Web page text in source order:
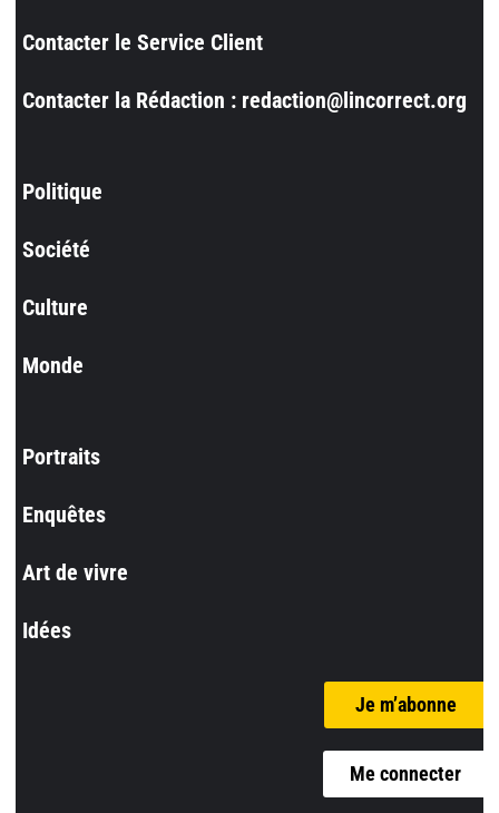
Contacter le Service Client
Contacter la Rédaction : redaction@lincorrect.org
Politique
Société
Culture
Monde
Portraits
Enquêtes
Art de vivre
Idées
Je m’abonne
Me connecter